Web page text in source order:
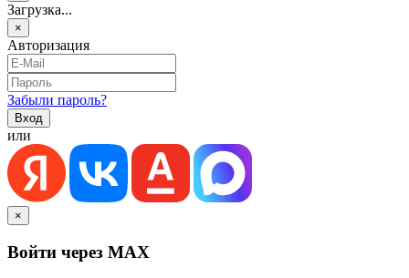
Загрузка...
×
Авторизация
Забыли пароль?
или
×
Войти через MAX